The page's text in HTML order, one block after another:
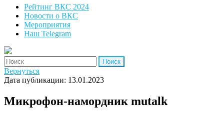
Рейтинг ВКС 2024
Новости о ВКС
Мероприятия
Наш Telegram
'Найти:
Вернуться
Дата публикации: 13.01.2023
Микрофон-намордник mutalk